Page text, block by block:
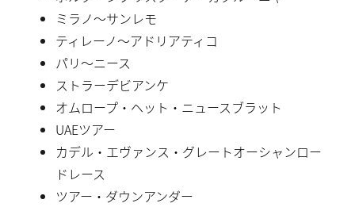
ミラノ〜サンレモ
ティレーノ〜アドリアティコ
パリ〜ニース
ストラーデビアンケ
オムロープ・ヘット・ニュースブラット
UAEツアー
カデル・エヴァンス・グレートオーシャンロー
ドレース
ツアー・ダウンアンダー